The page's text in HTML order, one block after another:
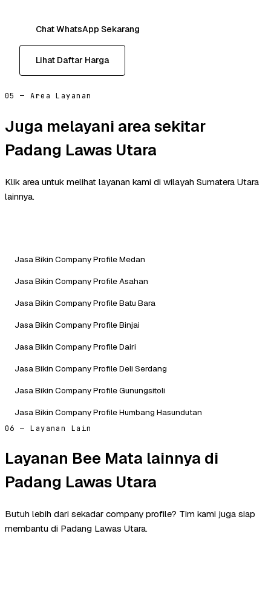
Chat WhatsApp Sekarang
Lihat Daftar Harga
05 — Area Layanan
Juga melayani area sekitar
Padang Lawas Utara
Klik area untuk melihat layanan kami di wilayah Sumatera Utara
lainnya.
Jasa Bikin Company Profile Medan
Jasa Bikin Company Profile Asahan
Jasa Bikin Company Profile Batu Bara
Jasa Bikin Company Profile Binjai
Jasa Bikin Company Profile Dairi
Jasa Bikin Company Profile Deli Serdang
Jasa Bikin Company Profile Gunungsitoli
Jasa Bikin Company Profile Humbang Hasundutan
06 — Layanan Lain
Layanan Bee Mata lainnya di
Padang Lawas Utara
Butuh lebih dari sekadar company profile? Tim kami juga siap
membantu di Padang Lawas Utara.